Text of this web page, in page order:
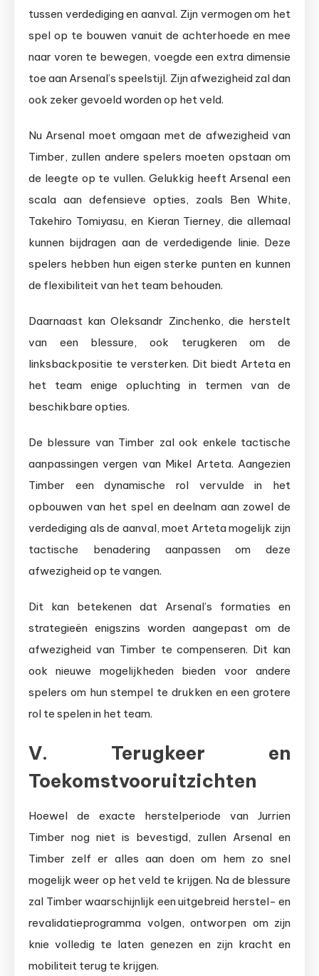
tussen verdediging en aanval. Zijn vermogen om het
spel op te bouwen vanuit de achterhoede en mee
naar voren te bewegen, voegde een extra dimensie
toe aan Arsenal’s speelstijl. Zijn afwezigheid zal dan
ook zeker gevoeld worden op het veld.
Nu Arsenal moet omgaan met de afwezigheid van
Timber, zullen andere spelers moeten opstaan om
de leegte op te vullen. Gelukkig heeft Arsenal een
scala aan defensieve opties, zoals Ben White,
Takehiro Tomiyasu, en Kieran Tierney, die allemaal
kunnen bijdragen aan de verdedigende linie. Deze
spelers hebben hun eigen sterke punten en kunnen
de flexibiliteit van het team behouden.
Daarnaast kan Oleksandr Zinchenko, die herstelt
van een blessure, ook terugkeren om de
linksbackpositie te versterken. Dit biedt Arteta en
het team enige opluchting in termen van de
beschikbare opties.
De blessure van Timber zal ook enkele tactische
aanpassingen vergen van Mikel Arteta. Aangezien
Timber een dynamische rol vervulde in het
opbouwen van het spel en deelnam aan zowel de
verdediging als de aanval, moet Arteta mogelijk zijn
tactische benadering aanpassen om deze
afwezigheid op te vangen.
Dit kan betekenen dat Arsenal’s formaties en
strategieën enigszins worden aangepast om de
afwezigheid van Timber te compenseren. Dit kan
ook nieuwe mogelijkheden bieden voor andere
spelers om hun stempel te drukken en een grotere
rol te spelen in het team.
V. Terugkeer en
Toekomstvooruitzichten
Hoewel de exacte herstelperiode van Jurrien
Timber nog niet is bevestigd, zullen Arsenal en
Timber zelf er alles aan doen om hem zo snel
mogelijk weer op het veld te krijgen. Na de blessure
zal Timber waarschijnlijk een uitgebreid herstel- en
revalidatieprogramma volgen, ontworpen om zijn
knie volledig te laten genezen en zijn kracht en
mobiliteit terug te krijgen.